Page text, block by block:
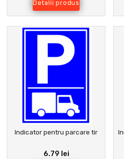
Detalii produs
Indicator pentru parcare tir
6.79 lei